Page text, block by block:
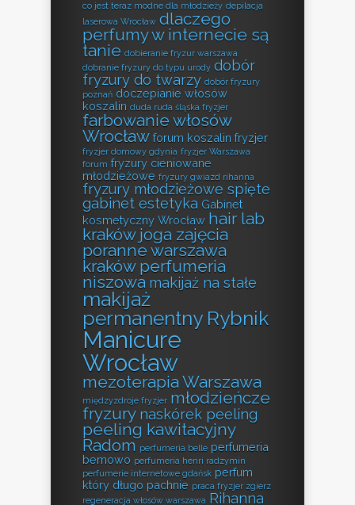
co jest teraz modne dla młodzieży depilacja
laserowa Wrocław dlaczego
perfumy w internecie są
tanie dobieranie fryzur warszawa
dobranie fryzury do typu urody dobór
fryzury do twarzy dobór fryzury
poznań doczepianie włosów
koszalin duda ruda śląska fryzjer
farbowanie włosów
Wrocław forum koszalin fryzjer
fryzjer domowy gdynia fryzjer Warszawa
forum fryzury cieniowane
młodzieżowe fryzury gwiazd rihanna
fryzury młodzieżowe spięte
gabinet estetyka Gabinet
kosmetyczny Wrocław hair lab
kraków joga zajęcia
poranne warszawa
kraków perfumeria
niszowa makijaż na stałe
makijaż
permanentny Rybnik
Manicure
Wrocław
mezoterapia Warszawa
międzyzdroje fryzjer młodzieńcze
fryzury naskórek peeling
peeling kawitacyjny
Radom perfumeria belle perfumeria
bemowo perfumeria henri radzymin
perfumerie internetowe gdańsk perfum
który długo pachnie praca fryzjer zgierz
regeneracja włosów warszawa Rihanna